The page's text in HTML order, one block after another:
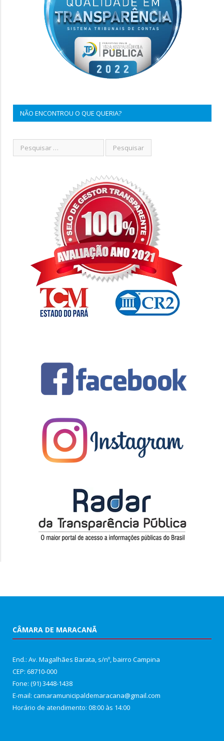
NÃO ENCONTROU O QUE QUERIA?
CÂMARA DE MARACANÃ
End.: Av. Magalhães Barata, s/nº, bairro Campina
CEP: 68710-000
Fone: (91) 3448-1438
E-mail: camaramunicipaldemaracana@gmail.com
Horário de atendimento: 08:00 às 14:00